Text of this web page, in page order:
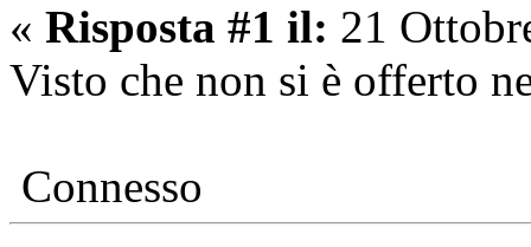
« Risposta #1 il: 21
Visto che non si è offerto
Connesso